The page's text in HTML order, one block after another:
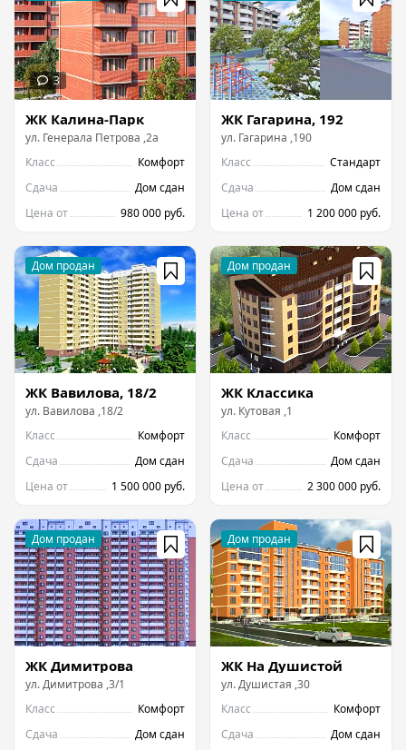
ЖК Калина-Парк
ул. Генерала Петрова ,2а
Класс
Комфорт
Сдача
Дом сдан
Цена от
980 000 руб.
ЖК Гагарина, 192
ул. Гагарина ,190
Класс
Стандарт
Сдача
Дом сдан
Цена от
1 200 000 руб.
ЖК Вавилова, 18/2
ул. Вавилова ,18/2
Класс
Комфорт
Сдача
Дом сдан
Цена от
1 500 000 руб.
ЖК Классика
ул. Кутовая ,1
Класс
Комфорт
Сдача
Дом сдан
Цена от
2 300 000 руб.
ЖК Димитрова
ул.Димитрова ,3/1
Класс
Комфорт
Сдача
Дом сдан
ЖК На Душистой
ул.Душистая ,30
Класс
Комфорт
Сдача
Дом сдан